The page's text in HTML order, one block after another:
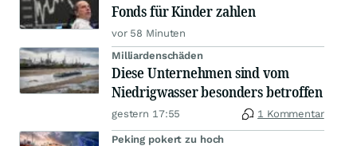
Fonds für Kinder zahlen
vor 58 Minuten
Milliardenschäden
Diese Unternehmen sind vom
Niedrigwasser besonders betroffen
gestern 17:55 1 Kommentar
Peking pokert zu hoch